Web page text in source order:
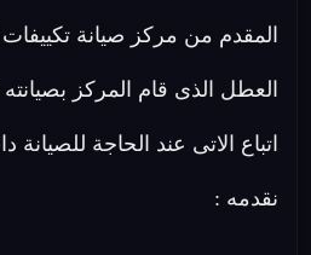
المقدم من مركز صيانة
العطل الذى قام المركز
اتباع الاتى عند الحاجة
نقدمه :